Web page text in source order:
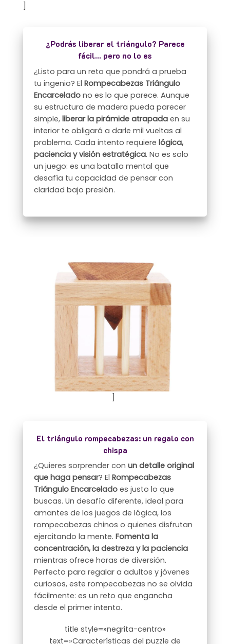
¿Podrás liberar el triángulo? Parece
fácil… pero no lo es
¿Listo para un reto que pondrá a prueba
tu ingenio? ElRompecabezas Triángulo
Encarcelado no es lo que parece. Aunque
su estructura de madera pueda parecer
simple,liberar la pirámide atrapada en su
interior te obligará a darle mil vueltas al
problema. Cada intento requierelógica,
paciencia y visión estratégica. No es solo
un juego: es una batalla mental que
desafía tu capacidad de pensar con
claridad bajo presión.
El triángulo rompecabezas: un regalo con
chispa
¿Quieres sorprender conun detalle original
que haga pensar? ElRompecabezas
Triángulo Encarcelado es justo lo que
buscas. Un desafío diferente, ideal para
amantes de los juegos de lógica, los
rompecabezas chinos o quienes disfrutan
ejercitando la mente.Fomenta la
concentración, la destreza y la paciencia
mientras ofrece horas de diversión.
Perfecto para regalar a adultos y jóvenes
curiosos, este rompecabezas no se olvida
fácilmente: es un reto que engancha
desde el primer intento.
title style=»negrita-centro»
text=»Características del puzzle de